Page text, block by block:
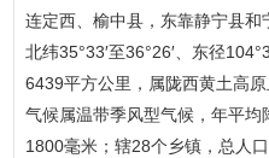
连定西、榆中县，东靠静宁县
北纬35°33′至36°26′、东径
6439平方公里，属陇西黄土高
气候属温带季风型气候，年平
1800毫米；辖28个乡镇，总人